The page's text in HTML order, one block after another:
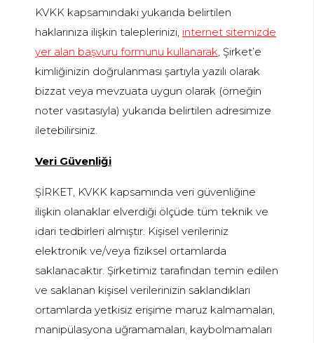
KVKK kapsamındaki yukarıda belirtilen
haklarınıza ilişkin taleplerinizi, internet sitemizde
yer alan başvuru formunu kullanarak, Şirket’e
kimliğinizin doğrulanması şartıyla yazılı olarak
bizzat veya mevzuata uygun olarak (örneğin
noter vasıtasıyla) yukarıda belirtilen adresimize
iletebilirsiniz.
Veri Güvenliği
ŞİRKET, KVKK kapsamında veri güvenliğine
ilişkin olanaklar elverdiği ölçüde tüm teknik ve
idari tedbirleri almıştır. Kişisel verileriniz
elektronik ve/veya fiziksel ortamlarda
saklanacaktır. Şirketimiz tarafından temin edilen
ve saklanan kişisel verilerinizin saklandıkları
ortamlarda yetkisiz erişime maruz kalmamaları,
manipülasyona uğramamaları, kaybolmamaları